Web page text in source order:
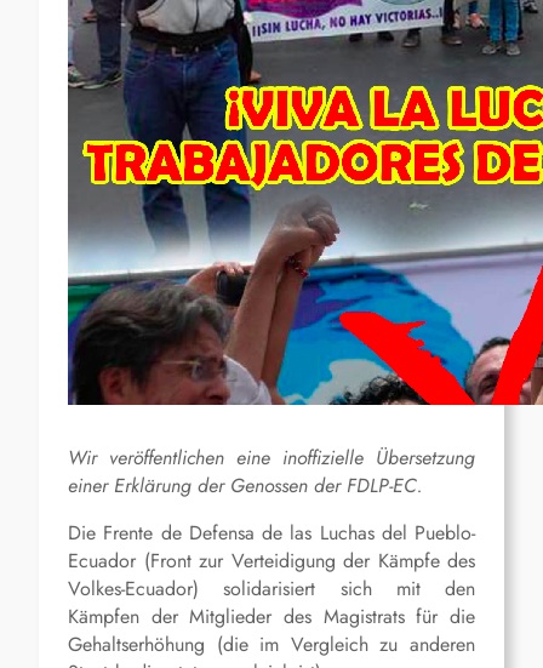
Wir veröffentlichen eine inoffizielle Übersetzung
einer Erklärung der Genossen der FDLP-EC.
Die Frente de Defensa de las Luchas del Pueblo-
Ecuador (Front zur Verteidigung der Kämpfe des
Volkes-Ecuador) solidarisiert sich mit den
Kämpfen der Mitglieder des Magistrats für die
Gehaltserhöhung (die im Vergleich zu anderen